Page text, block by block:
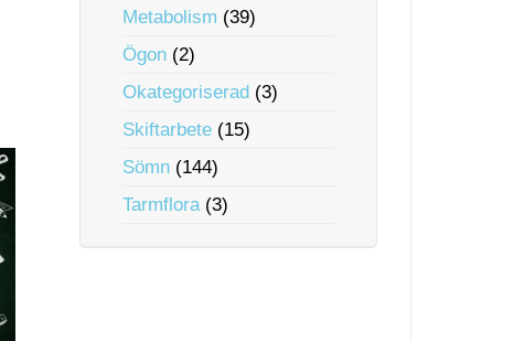
Metabolism (39)
Ögon (2)
Okategoriserad (3)
Skiftarbete (15)
Sömn (144)
Tarmflora(3)